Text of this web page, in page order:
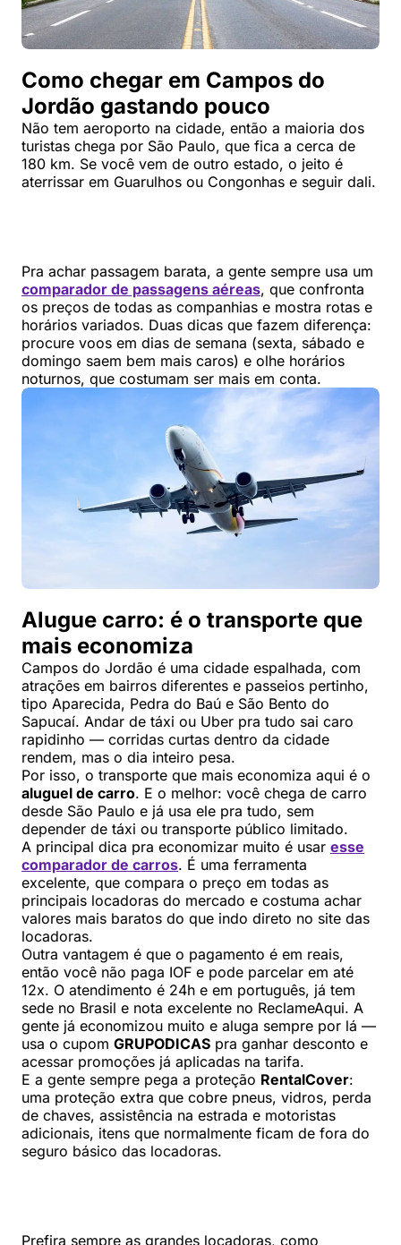
Como chegar em Campos do
Jordão gastando pouco
Não tem aeroporto na cidade, então a maioria dos
turistas chega por São Paulo, que fica a cerca de
180 km. Se você vem de outro estado, o jeito é
aterrissar em Guarulhos ou Congonhas e seguir dali.
Pra achar passagem barata, a gente sempre usa um
comparador de passagens aéreas, que confronta
os preços de todas as companhias e mostra rotas e
horários variados. Duas dicas que fazem diferença:
procure voos em dias de semana (sexta, sábado e
domingo saem bem mais caros) e olhe horários
noturnos, que costumam ser mais em conta.
Alugue carro: é o transporte que
mais economiza
Campos do Jordão é uma cidade espalhada, com
atrações em bairros diferentes e passeios pertinho,
tipo Aparecida, Pedra do Baú e São Bento do
Sapucaí. Andar de táxi ou Uber pra tudo sai caro
rapidinho — corridas curtas dentro da cidade
rendem, mas o dia inteiro pesa.
Por isso, o transporte que mais economiza aqui é o
aluguel de carro. E o melhor: você chega de carro
desde São Paulo e já usa ele pra tudo, sem
depender de táxi ou transporte público limitado.
A principal dica pra economizar muito é usar esse
comparador de carros. É uma ferramenta
excelente, que compara o preço em todas as
principais locadoras do mercado e costuma achar
valores mais baratos do que indo direto no site das
locadoras.
Outra vantagem é que o pagamento é em reais,
então você não paga IOF e pode parcelar em até
12x. O atendimento é 24h e em português, já tem
sede no Brasil e nota excelente no ReclameAqui. A
gente já economizou muito e aluga sempre por lá —
usa o cupom GRUPODICAS pra ganhar desconto e
acessar promoções já aplicadas na tarifa.
E a gente sempre pega a proteção RentalCover:
uma proteção extra que cobre pneus, vidros, perda
de chaves, assistência na estrada e motoristas
adicionais, itens que normalmente ficam de fora do
seguro básico das locadoras.
Prefira sempre as grandes locadoras, como